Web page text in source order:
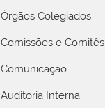
Órgãos Colegiados
Comissões e Comitês
Comunicação
Auditoria Interna